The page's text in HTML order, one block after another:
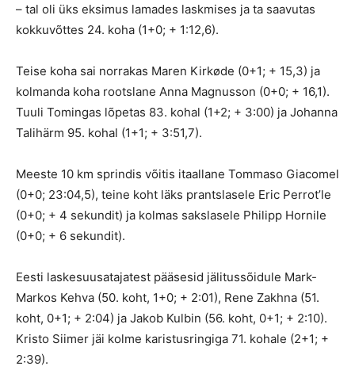
– tal oli üks eksimus lamades laskmises ja ta saavutas
kokkuvõttes 24. koha (1+0; + 1:12,6).
Teise koha sai norrakas Maren Kirkøde (0+1; + 15,3) ja
kolmanda koha rootslane Anna Magnusson (0+0; + 16,1).
Tuuli Tomingas lõpetas 83. kohal (1+2; + 3:00) ja Johanna
Talihärm 95. kohal (1+1; + 3:51,7).
Meeste 10 km sprindis võitis itaallane Tommaso Giacomel
(0+0; 23:04,5), teine koht läks prantslasele Eric Perrot’le
(0+0; + 4 sekundit) ja kolmas sakslasele Philipp Hornile
(0+0; + 6 sekundit).
Eesti laskesuusatajatest pääsesid jälitussõidule Mark-
Markos Kehva (50. koht, 1+0; + 2:01), Rene Zakhna (51.
koht, 0+1; + 2:04) ja Jakob Kulbin (56. koht, 0+1; + 2:10).
Kristo Siimer jäi kolme karistusringiga 71. kohale (2+1; +
2:39).